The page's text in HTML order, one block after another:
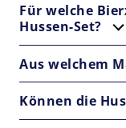
Für welche
Hussen-Set?
Aus welchem
Können die